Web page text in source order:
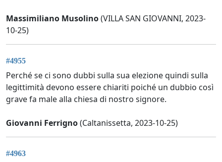
Massimiliano Musolino(VILLA SAN GIOVANNI, 2023-
10-25)
#4955
Perché se ci sono dubbi sulla sua elezione quindi sulla
legittimità devono essere chiariti poiché un dubbio così
grave fa male alla chiesa di nostro signore.
Giovanni Ferrigno(Caltanissetta, 2023-10-25)
#4963